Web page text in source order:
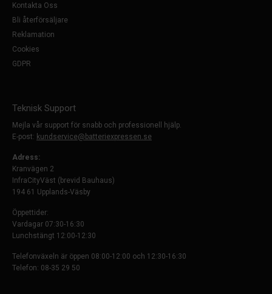
Kontakta Oss
Bli återförsäljare
Reklamation
Cookies
GDPR
Teknisk Support
Mejla vår support för snabb och professionell hjälp.
E-post: kundservice@batteriexpressen.se
Adress:
Kranvägen 2
InfraCityVäst (brevid Bauhaus)
194 61 Upplands-Väsby
Öppettider:
Vardagar 07:30-16:30
Lunchstängt 12:00-12:30
Telefonväxeln är öppen 08:00-12:00 och 12:30-16:30
Telefon: 08-35 29 50